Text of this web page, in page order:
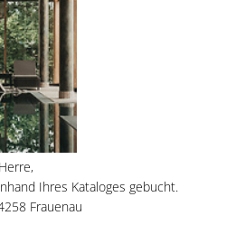
Ihres Kataloges gebucht.
Frauenau